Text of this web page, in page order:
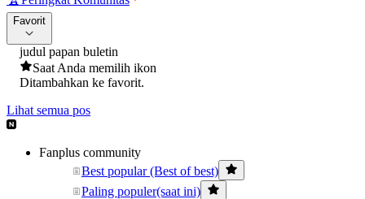
Favorit
judul papan buletin
Saat Anda memilih ikon
Ditambahkan ke favorit.
Lihat semua pos
Fanplus community
Best popular (Best of best)
Paling populer(saat ini)